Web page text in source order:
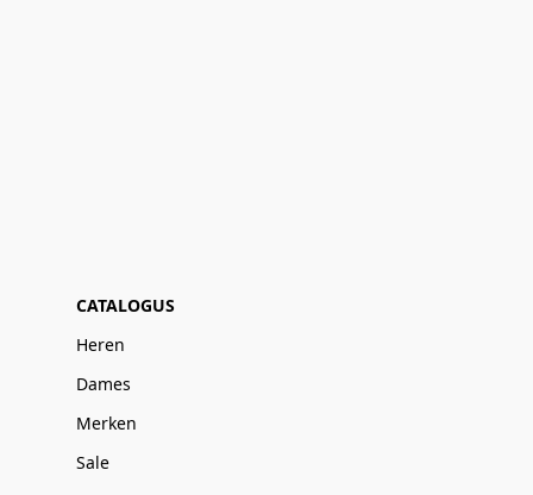
CATALOGUS
Heren
Dames
Merken
Sale